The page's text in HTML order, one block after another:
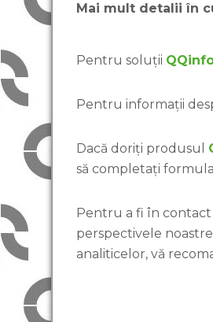
Mai mult detalii în
Pentru soluții
Pentru informații
Dacă doriți produsul
să completați
Pentru a fi în
perspectivele
analiticelor, vă